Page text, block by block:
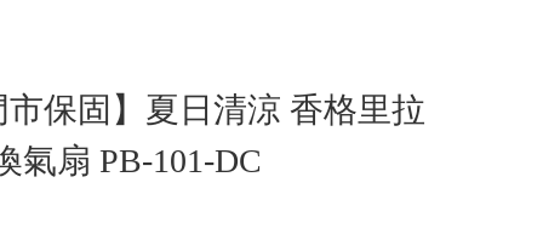
保固】夏日清涼 香格里拉
氣扇 PB-101-DC